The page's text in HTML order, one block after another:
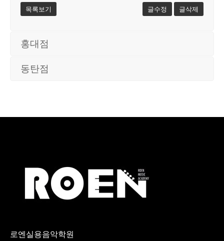
목록보기 글수정 글삭제
홍대점
동탄점
로엔실용음악학원